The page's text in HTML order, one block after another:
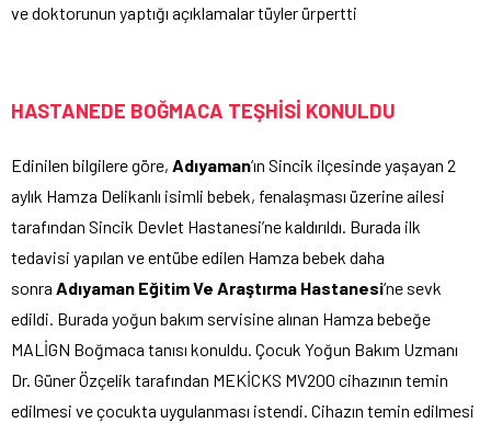
ve doktorunun yaptığı açıklamalar tüyler ürpertti
HASTANEDE BOĞMACA TEŞHİSİ KONULDU
Edinilen bilgilere göre, Adıyaman‘ın Sincik ilçesinde yaşayan 2
aylık Hamza Delikanlı isimli bebek, fenalaşması üzerine ailesi
tarafından Sincik Devlet Hastanesi’ne kaldırıldı. Burada ilk
tedavisi yapılan ve entübe edilen Hamza bebek daha
sonra Adıyaman Eğitim Ve Araştırma Hastanesi‘ne sevk
edildi. Burada yoğun bakım servisine alınan Hamza bebeğe
MALİGN Boğmaca tanısı konuldu. Çocuk Yoğun Bakım Uzmanı
Dr. Güner Özçelik tarafından MEKİCKS MV200 cihazının temin
edilmesi ve çocukta uygulanması istendi. Cihazın temin edilmesi